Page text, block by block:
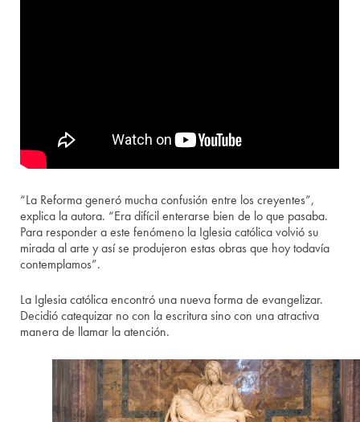
“La Reforma generó mucha confusión entre los creyentes”,
explica la autora. “Era difícil enterarse bien de lo que pasaba.
Para responder a este fenómeno la Iglesia católica volvió su
mirada al arte y así se produjeron estas obras que hoy todavía
contemplamos”.
La Iglesia católica encontró una nueva forma de evangelizar.
Decidió catequizar no con la escritura sino con una atractiva
manera de llamar la atención.